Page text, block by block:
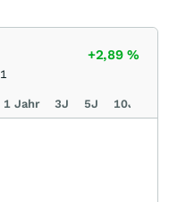
+2,89%
1 Jahr 3J 5J 10J